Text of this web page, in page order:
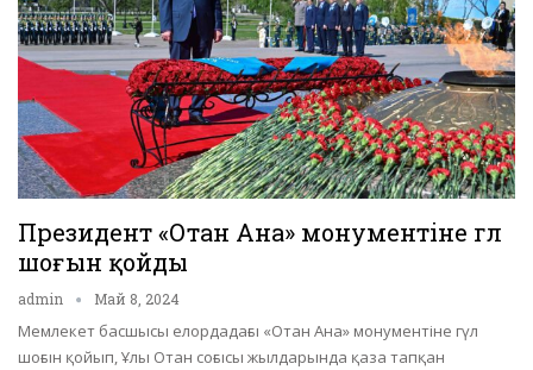
Президент «Отан Ана» монументіне гүл
шоғын қойды
admin Май 8, 2024
Мемлекет басшысы елордадағы «Отан Ана» монументіне гүл
шоғын қойып, Ұлы Отан соғысы жылдарында қаза тапқан